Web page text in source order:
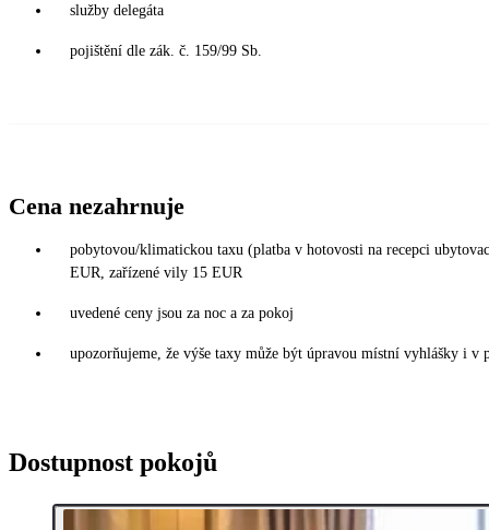
služby delegáta
pojištění dle zák. č. 159/99 Sb.
Cena nezahrnuje
pobytovou/klimatickou taxu (platba v hotovosti na recepci
EUR, zařízené vily 15 EUR
uvedené ceny jsou za noc a za pokoj
upozorňujeme, že výše taxy může být úpravou místní vyhlášky i
Dostupnost pokojů